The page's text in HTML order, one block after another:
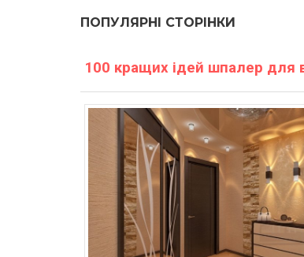
ПОПУЛЯРНІ СТОРІНКИ
100 кращих ідей шпалер для